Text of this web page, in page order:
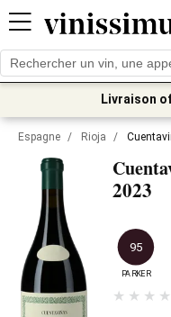
Livraison
Espagne / Rioja /
2023
95
PARKER